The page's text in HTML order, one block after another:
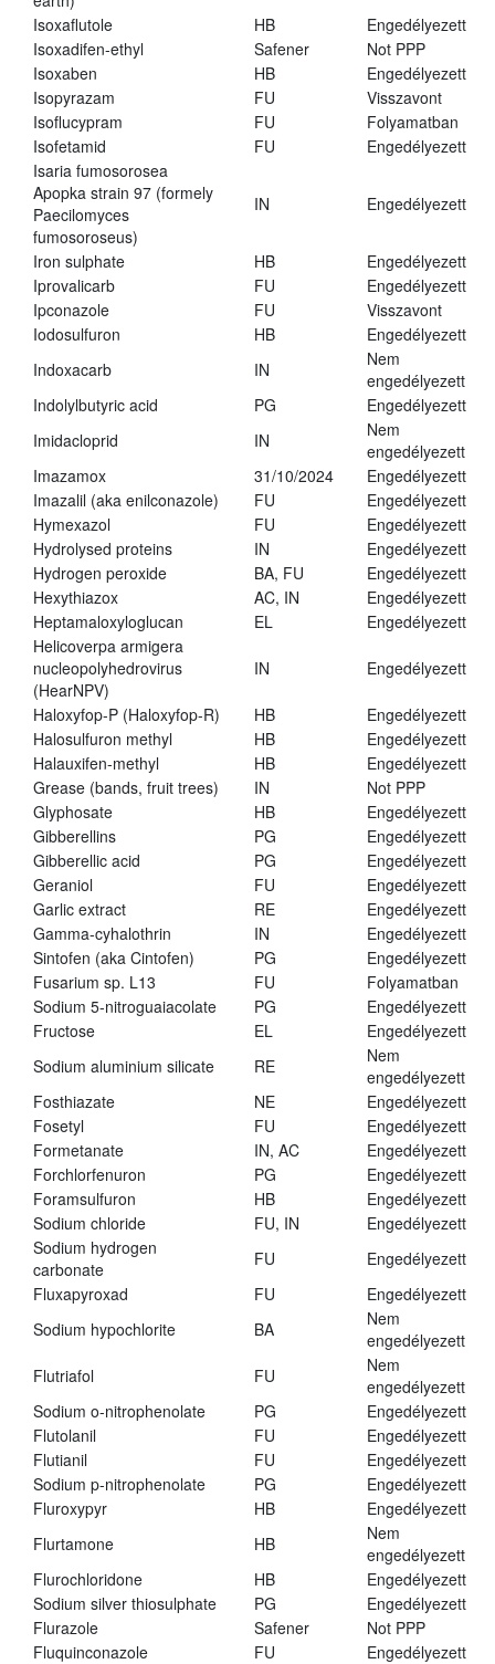
Isoxaflutole
HB
Engedélyezett
Isoxadifen-ethyl
Safener
Not PPP
Isoxaben
HB
Engedélyezett
Isopyrazam
FU
Visszavont
Isoflucypram
FU
Folyamatban
Isofetamid
FU
Engedélyezett
Isaria fumosorosea
Apopka strain 97 (formely
Paecilomyces
fumosoroseus)
IN Engedélyezett
Iron sulphate HB
Engedélyezett
Iprovalicarb
FU
Engedélyezett
Ipconazole
FU
Visszavont
Iodosulfuron
HB
Engedélyezett
Indoxacarb
IN
Nem
engedélyezett
Indolylbutyric acid
PG
Engedélyezett
Imidacloprid
IN
Nem
engedélyezett
Imazamox
31/10/2024
Engedélyezett
Imazalil (aka enilconazole)
FU
Engedélyezett
Hymexazol
FU
Engedélyezett
Hydrolysed proteins
IN
Engedélyezett
Hydrogen peroxide
BA, FU
Engedélyezett
Hexythiazox
AC, IN
Engedélyezett
Heptamaloxyloglucan
EL
Engedélyezett
Helicoverpa armigera
nucleopolyhedrovirus
(HearNPV)
IN Engedélyezett
Haloxyfop-P (Haloxyfop-R) HB
Engedélyezett
Halosulfuron methyl
HB
Engedélyezett
Halauxifen-methyl
HB
Engedélyezett
Grease (bands, fruit trees)
IN
Not PPP
Glyphosate
HB
Engedélyezett
Gibberellins
PG
Engedélyezett
Gibberellic acid
PG
Engedélyezett
Geraniol
FU
Engedélyezett
Garlic extract
RE
Engedélyezett
Gamma-cyhalothrin
IN
Engedélyezett
Sintofen (aka Cintofen)
PG
Engedélyezett
Fusarium sp. L13
FU
Folyamatban
Sodium 5-nitroguaiacolate
PG
Engedélyezett
Fructose
EL
Engedélyezett
Sodium aluminium silicate
RE
Nem
engedélyezett
Fosthiazate
NE
Engedélyezett
Fosetyl
FU
Engedélyezett
Formetanate
IN, AC
Engedélyezett
Forchlorfenuron
PG
Engedélyezett
Foramsulfuron
HB
Engedélyezett
Sodium chloride
FU, IN
Engedélyezett
Sodium hydrogen
carbonate
FU
Engedélyezett
Fluxapyroxad
FU
Engedélyezett
Sodium hypochlorite
BA
Nem
engedélyezett
Flutriafol
FU
Nem
engedélyezett
Sodium o-nitrophenolate
PG
Engedélyezett
Flutolanil
FU
Engedélyezett
Flutianil
FU
Engedélyezett
Sodium p-nitrophenolate
PG
Engedélyezett
Fluroxypyr
HB
Engedélyezett
Flurtamone
HB
Nem
engedélyezett
Flurochloridone
HB
Engedélyezett
Sodium silver thiosulphate
PG
Engedélyezett
Flurazole
Safener
Not PPP
Fluquinconazole
FU
Engedélyezett